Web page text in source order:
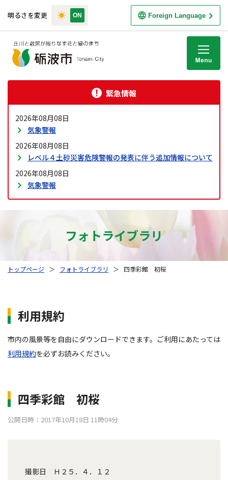
明るさを変更 Foreign Language
緊急情報
2026年08月08日
気象警報
2026年08月08日
レベル４土砂災害危険警報の発表に伴う追加情報について
2026年08月08日
気象警報
フォトライブラリ
トップページ ＞ フォトライブラリ ＞ 四季彩館 初桜
利用規約
市内の風景等を自由にダウンロードできます。ご利用にあたっては
利用規約を必ずお読みください。
四季彩館 初桜
公開日時：2017年10月18日 11時04分
撮影日 Ｈ２５．４．１２